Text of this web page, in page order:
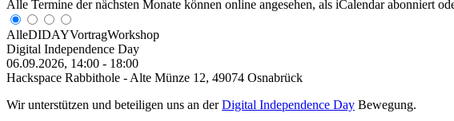
Alle Termine der nächsten Monate können online angesehen, als iCalendar abonniert
AlleDIDAYVortragWorkshop
Digital Independence Day
06.09.2026, 14:00 - 18:00
Hackspace Rabbithole - Alte Münze 12, 49074 Osnabrück
Wir unterstützen und beteiligen uns an derDigital Independence Day Bewegung.